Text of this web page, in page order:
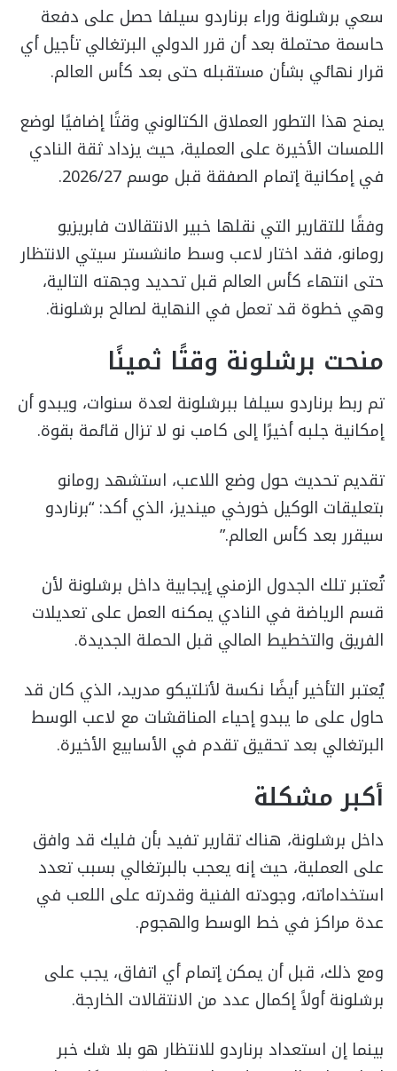
سعي برشلونة وراء برناردو سيلفا حصل على دفعة
حاسمة محتملة بعد أن قرر الدولي البرتغالي تأجيل أي
قرار نهائي بشأن مستقبله حتى بعد كأس العالم.
يمنح هذا التطور العملاق الكتالوني وقتًا إضافيًا لوضع
اللمسات الأخيرة على العملية، حيث يزداد ثقة النادي
في إمكانية إتمام الصفقة قبل موسم 2026/27.
وفقًا للتقارير التي نقلها خبير الانتقالات فابريزيو
رومانو، فقد اختار لاعب وسط مانشستر سيتي الانتظار
حتى انتهاء كأس العالم قبل تحديد وجهته التالية،
وهي خطوة قد تعمل في النهاية لصالح برشلونة.
منحت برشلونة وقتًا ثمينًا
تم ربط برناردو سيلفا ببرشلونة لعدة سنوات، ويبدو أن
إمكانية جلبه أخيرًا إلى كامب نو لا تزال قائمة بقوة.
تقديم تحديث حول وضع اللاعب، استشهد رومانو
بتعليقات الوكيل خورخي مينديز، الذي أكد: “برناردو
سيقرر بعد كأس العالم.”
تُعتبر تلك الجدول الزمني إيجابية داخل برشلونة لأن
قسم الرياضة في النادي يمكنه العمل على تعديلات
الفريق والتخطيط المالي قبل الحملة الجديدة.
يُعتبر التأخير أيضًا نكسة لأتلتيكو مدريد، الذي كان قد
حاول على ما يبدو إحياء المناقشات مع لاعب الوسط
البرتغالي بعد تحقيق تقدم في الأسابيع الأخيرة.
أكبر مشكلة
داخل برشلونة، هناك تقارير تفيد بأن فليك قد وافق
على العملية، حيث إنه يعجب بالبرتغالي بسبب تعدد
استخداماته، وجودته الفنية وقدرته على اللعب في
عدة مراكز في خط الوسط والهجوم.
ومع ذلك، قبل أن يمكن إتمام أي اتفاق، يجب على
برشلونة أولاً إكمال عدد من الانتقالات الخارجة.
بينما إن استعداد برناردو للانتظار هو بلا شك خبر